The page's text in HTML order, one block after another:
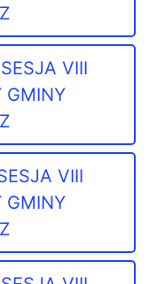
VIII
GMINY
VIII
GMINY